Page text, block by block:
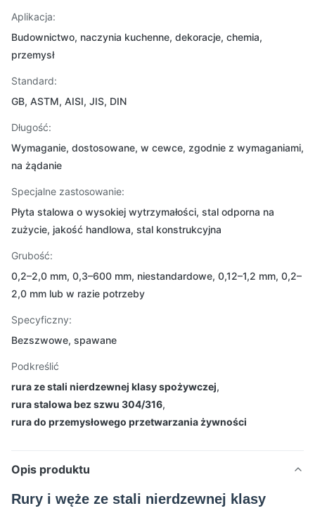
Aplikacja:
Budownictwo, naczynia kuchenne, dekoracje, chemia,
przemysł
Standard:
GB, ASTM, AISI, JIS, DIN
Długość:
Wymaganie, dostosowane, w cewce, zgodnie z wymaganiami,
na żądanie
Specjalne zastosowanie:
Płyta stalowa o wysokiej wytrzymałości, stal odporna na
zużycie, jakość handlowa, stal konstrukcyjna
Grubość:
0,2–2,0 mm, 0,3–600 mm, niestandardowe, 0,12–1,2 mm, 0,2–
2,0 mm lub w razie potrzeby
Specyficzny:
Bezszwowe, spawane
Podkreślić
rura ze stali nierdzewnej klasy spożywczej,
rura stalowa bez szwu 304/316,
rura do przemysłowego przetwarzania żywności
Opis produktu
Rury i węże ze stali nierdzewnej klasy